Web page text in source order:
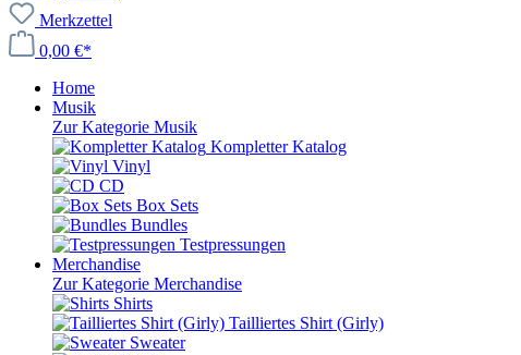
Merkzettel
0,00 €*
Home
Musik
Zur Kategorie Musik
Kompletter Katalog
Vinyl
CD
Box Sets
Bundles
Testpressungen
Merchandise
Zur Kategorie Merchandise
Shirts
Tailliertes Shirt (Girly)
Sweater